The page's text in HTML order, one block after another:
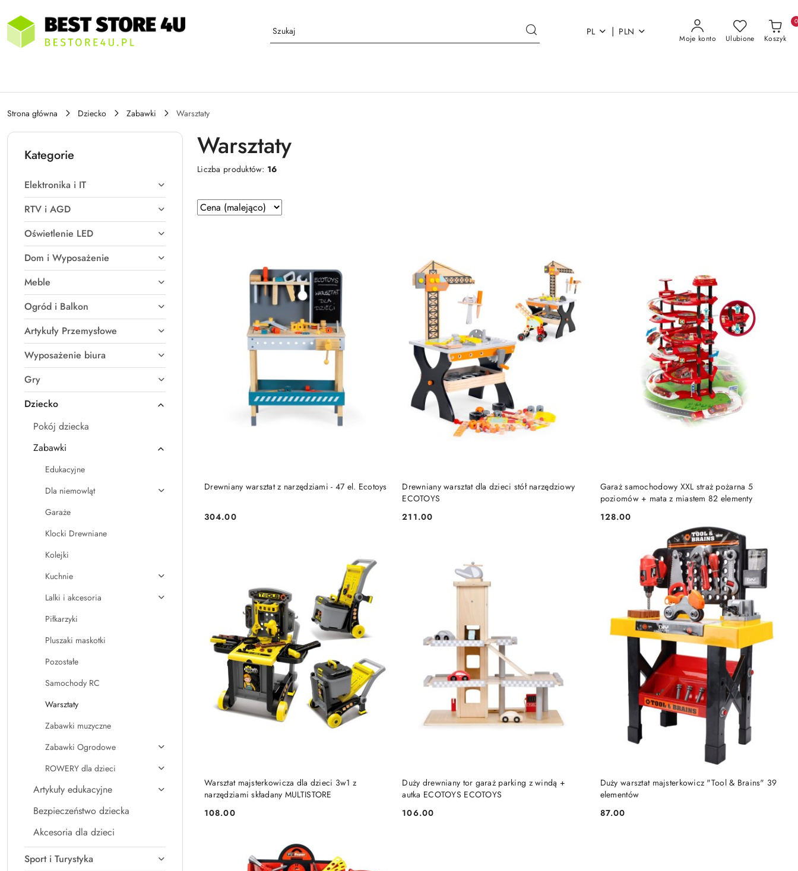
Przejdź do treści głównej
Przejdź do wyszukiwarki
Przejdź do moje konto
Przejdź do menu głównego
Przejdź do stopki
PL | PLN
Moje konto Ulubione Koszyk
0
Strona główna Dziecko Zabawki Warsztaty
Kategorie
Elektronika i IT
RTV i AGD
Oświetlenie LED
Dom i Wyposażenie
Meble
Ogród i Balkon
Artykuły Przemysłowe
Wyposażenie biura
Gry
Dziecko
Pokój dziecka
Zabawki
Edukacyjne
Dla niemowląt
Garaże
Klocki Drewniane
Kolejki
Kuchnie
Lalki i akcesoria
Piłkarzyki
Pluszaki maskotki
Pozostałe
Samochody RC
Warsztaty
Zabawki muzyczne
Zabawki Ogrodowe
ROWERY dla dzieci
Artykuły edukacyjne
Bezpieczeństwo dziecka
Akcesoria dla dzieci
Sport i Turystyka
Warsztaty
Liczba produktów: 16
Zastosowano
sortowanie:
Sortuj
według
Drewniany warsztat z narzędziami - 47 el. Ecotoys
Cena:
304.00
DO KOSZYKA
Drewniany warsztat dla dzieci stół narzędziowy
ECOTOYS
Cena:
211.00
DO KOSZYKA
Garaż samochodowy XXL straż pożarna 5
poziomów + mata z miastem 82 elementy
Cena:
128.00
DO KOSZYKA
Warsztat majsterkowicza dla dzieci 3w1 z
narzędziami składany MULTISTORE
Cena:
108.00
DO KOSZYKA
Duży drewniany tor garaż parking z windą +
autka ECOTOYS ECOTOYS
Cena:
106.00
DO KOSZYKA
Duży warsztat majsterkowicz "Tool & Brains" 39
elementów
Cena:
87.00
DO KOSZYKA